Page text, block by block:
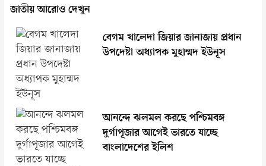
জাতীয় আরোও দেখুন
বেগম খালেদা জিয়ার জানাজায় প্রধান
উপদেষ্টা অধ্যাপক মুহাম্মদ ইউনূস
আনন্দে ঝলমল করছে পশ্চিমবঙ্গ
দুর্গাপূজার আগেই ভারতে যাচ্ছে
বাংলাদেশের ইলিশ